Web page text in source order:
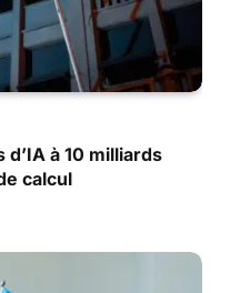
d’IA à 10 milliards
calcul